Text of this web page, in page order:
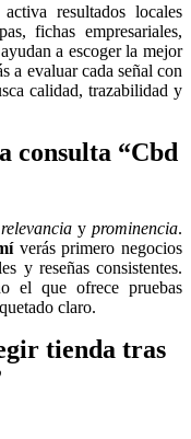
resultados locales
fichas empresariales,
a escoger la mejor
a evaluar cada señal con
calidad, trazabilidad y
consulta “Cbd
relevancia yprominencia.
verás primero negocios
y reseñas consistentes.
el que ofrece pruebas
claro.
tienda tras